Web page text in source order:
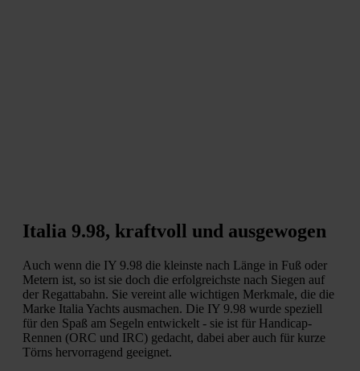
Italia 9.98, kraftvoll und ausgewogen
Auch wenn die IY 9.98 die kleinste nach Länge in Fuß oder
Metern ist, so ist sie doch die erfolgreichste nach Siegen auf
der Regattabahn. Sie vereint alle wichtigen Merkmale, die die
Marke Italia Yachts ausmachen. Die IY 9.98 wurde speziell
für den Spaß am Segeln entwickelt - sie ist für Handicap-
Rennen (ORC und IRC) gedacht, dabei aber auch für kurze
Törns hervorragend geeignet.